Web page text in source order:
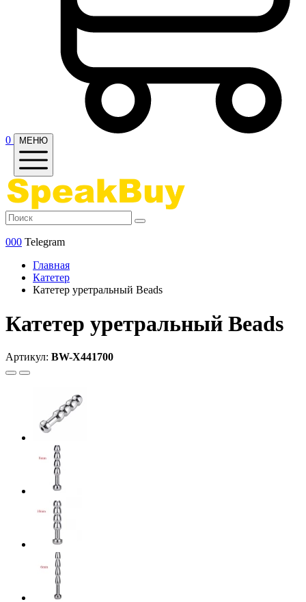
0 МЕНЮ
000 Telegram
Главная
Катетер
Катетер уретральный Beads
Катетер уретральный Beads
Артикул: BW-X441700